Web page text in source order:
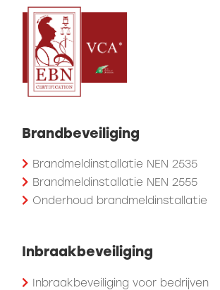
Brandbeveiliging
Brandmeldinstallatie NEN 2535
Brandmeldinstallatie NEN 2555
Onderhoud brandmeldinstallatie
Inbraakbeveiliging
Inbraakbeveiliging voor bedrijven